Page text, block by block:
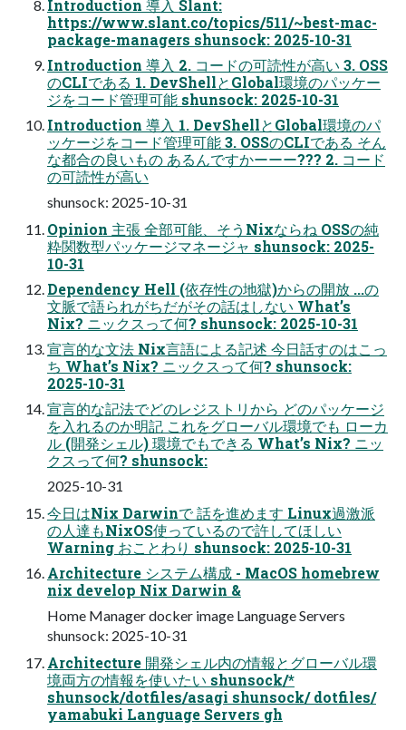
Introduction 導入 Slant:
https://www.slant.co/topics/511/~best-mac-
package-managers shunsock: 2025-10-31
Introduction 導入 2. コードの可読性が高い 3. OSS
のCLIである 1. DevShellとGlobal環境のパッケー
ジをコード管理可能 shunsock: 2025-10-31
Introduction 導入 1. DevShellとGlobal環境のパ
ッケージをコード管理可能 3. OSSのCLIである そん
な都合の良いもの あるんですかーーー??? 2. コード
の可読性が高い
shunsock: 2025-10-31
Opinion 主張 全部可能、そうNixならね OSSの純
粋関数型パッケージマネージャ shunsock: 2025-
10-31
Dependency Hell (依存性の地獄)からの開放 ...の
文脈で語られがちだがその話はしない What’s
Nix? ニックスって何? shunsock: 2025-10-31
宣言的な文法 Nix言語による記述 今日話すのはこっ
ち What’s Nix? ニックスって何? shunsock:
2025-10-31
宣言的な記法でどのレジストリから どのパッケージ
を入れるのか明記 これをグローバル環境でも ローカ
ル (開発シェル) 環境でもできる What’s Nix? ニッ
クスって何? shunsock:
2025-10-31
今日はNix Darwinで 話を進めます Linux過激派
の人達もNixOS使っているので許してほしい
Warning おことわり shunsock: 2025-10-31
Architecture システム構成 - MacOS homebrew
nix develop Nix Darwin &
Home Manager docker image Language Servers
shunsock: 2025-10-31
Architecture 開発シェル内の情報とグローバル環
境両方の情報を使いたい shunsock/*
shunsock/dotfiles/asagi shunsock/ dotfiles/
yamabuki Language Servers gh